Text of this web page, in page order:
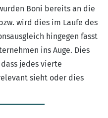
Boni bereits an die
wird dies im Laufe des
hingegen fasst
ins Auge. Dies
jedes vierte
sieht oder dies